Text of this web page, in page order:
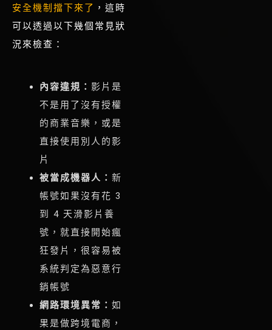
安全機制擋下來了 ，這時
可以透過以下幾個常見狀
況來檢查：
內容違規： 影片是
不是用了沒有授權
的商業音樂，或是
直接使用別人的影
片
被當成機器人： 新
帳號如果沒有花 3
到 4 天滑影片養
號，就直接開始瘋
狂發片，很容易被
系統判定為惡意行
銷帳號
網路環境異常： 如
果是做跨境電商，